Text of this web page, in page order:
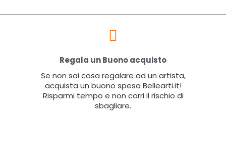
Regala un Buono acquisto
Se non sai cosa regalare ad un artista,
acquista un buono spesa Bellearti.it!
Risparmi tempo e non corri il rischio di
sbagliare.